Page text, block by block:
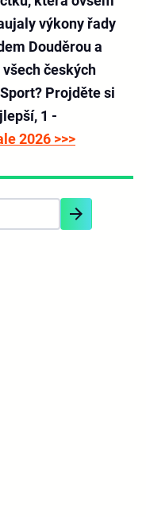
výkony řady
Douděrou a
českých
Projděte si
1 -
2026 >>>